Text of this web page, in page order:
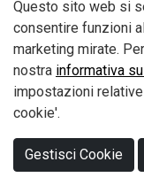
Questo sito web si
consentire funzioni
marketing mirate.
nostra informativa
impostazioni
cookie'.
Gestisci Cookie
Pix S.r.l. - Via Umbria,
(BA) Italy - Tel. +39 080
P.Iva e Cod. Fisc.
versato
Sales: vendite@pixsrl.it
- Informations:
Informativa Privacy-
© Pix S.r.l. 2026. - P.IVA